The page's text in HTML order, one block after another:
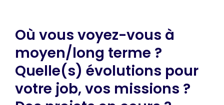
Où vous voyez-vous à
moyen/long terme ?
Quelle(s) évolutions pour
votre job, vos missions ?